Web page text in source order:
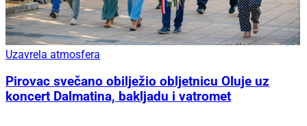
Uzavrela atmosfera
Pirovac svečano obilježio obljetnicu Oluje uz
koncert Dalmatina, bakljadu i vatromet